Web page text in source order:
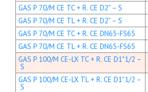
GAS P 70/M CE TC + R. CE D2" – S
GAS P 70/M CE TL + R. CE D2" – S
GAS P 70/M CE TC + R. CE DN65-FS65
GAS P 70/M CE TL + R. CE DN65-FS65
GAS P 100/M CE-LX TC + R. CE D1"1/2 –
S
GAS P 100/M CE-LX TL + R. CE D1"1/2 –
S